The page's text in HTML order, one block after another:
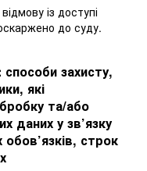
із доступі
до суду.
захисту,
які
та/або
даних у зв’язку
строк